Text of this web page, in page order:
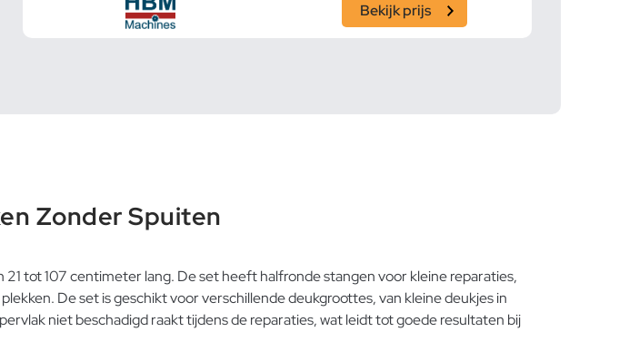
Bekijk prijs
Zonder Spuiten
tot 107 centimeter lang. De set heeft halfronde stangen voor kleine reparaties,
De set is geschikt voor verschillende deukgroottes, van kleine deukjes in
niet beschadigd raakt tijdens de reparaties, wat leidt tot goede resultaten bij